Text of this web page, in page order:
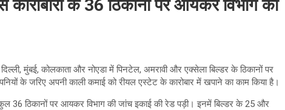
कारोबारी के 36 ठिकानों पर आयकर विभाग की
मुंबई, कोलकाता और नोएडा में पिनटेल, अमरावी और एक्सेला बिल्डर के ठिकानों पर
के जरिए अपनी काली कमाई को रीयल एस्टेट के कारोबार में खपाने का काम किया है।
36 ठिकानों पर आयकर विभाग की जांच इकाई की रेड पड़ी। इनमें बिल्डर के 25 और